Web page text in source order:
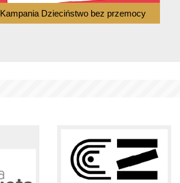
Kampania Dzieciństwo bez przemocy